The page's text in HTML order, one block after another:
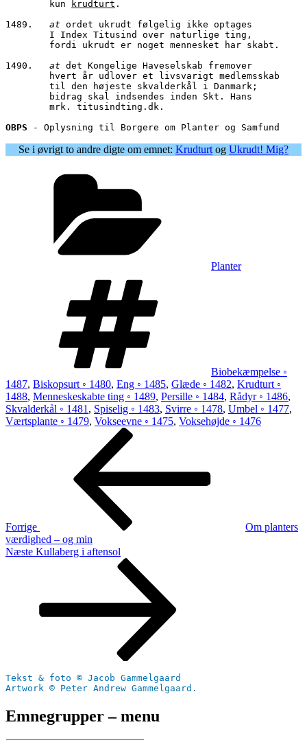
        kun
krudturt .
1489. at ordet ukrudt følgelig ikke optages
        I Index Titusind over naturlige ting,
        fordi ukrudt er noget mennesket har skabt.
1490. at det Kongelige Haveselskab fremover
        hvert år udlover et livsvarigt medlemsskab
        til den højeste skvalderkål i Danmark;
        bidrag skal indsendes inden Skt. Hans
        mrk. titusindting.dk.
OBPS - Oplysning til Borgere om Planter og Samfund
Se i øvrigt to andre digte om emnet: Krudturt og Ukrudt! Mig?
Planter
Biobekæmpelse ◦
1487, Biskopsurt ◦ 1480, Eng ◦ 1485, Glæde ◦ 1482, Krudturt ◦
1488, Menneskeskabte ting ◦ 1489, Persille ◦ 1484, Rådyr ◦ 1486,
Skvalderkål ◦ 1481 , Spiselig ◦ 1483, Svirre ◦ 1478, Umbel ◦ 1477,
Værtsplante ◦ 1479, Vokseevne ◦ 1475, Voksehøjde ◦ 1476
Indlægsnavigation
Forrige
Om planters
værdighed – og min
Næste
Næste Kullaberg i aftensol
Tekst & foto © Jacob Gammelgaard
Artwork © Peter Andrew Gammelgaard.
Emnegrupper – menu